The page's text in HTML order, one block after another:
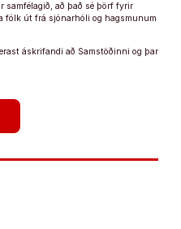
samfélagið, að það sé þörf fyrir
fólk út frá sjónarhóli og hagsmunum
áskrifandi að Samstöðinni og þar